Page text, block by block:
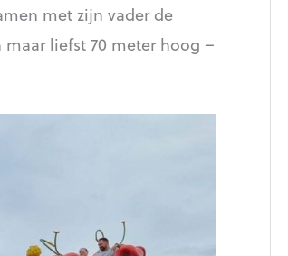
met zijn vader de
liefst 70 meter hoog –